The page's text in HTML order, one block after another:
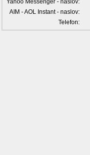
Yahoo Messenger - naslov:
AIM - AOL Instant - naslov:
Telefon: